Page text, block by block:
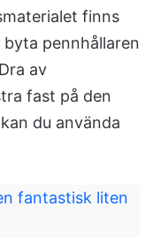
finns
pennhållaren
av
fast på den
du använda
fantastisk liten